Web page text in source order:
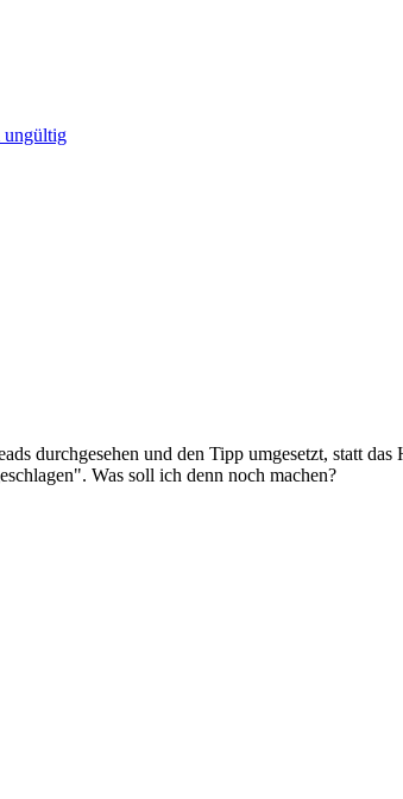
ungültig
durchgesehen und den Tipp umgesetzt, statt
Was soll ich denn noch machen?